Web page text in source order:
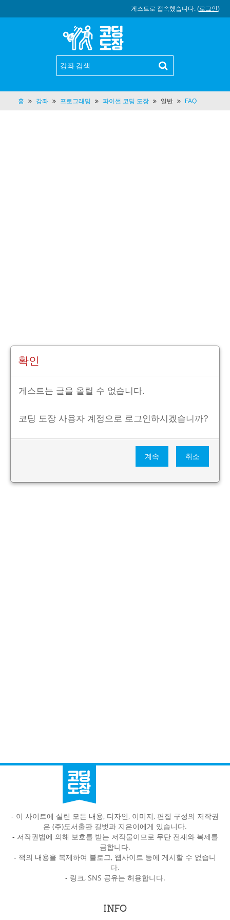
게스트로 접속했습니다. (로그인)
홈 강좌 프로그래밍 파이썬 코딩 도장 일반 FAQ
확인
게스트는 글을 올릴 수 없습니다.
코딩 도장 사용자 계정으로 로그인하시겠습니까?
- 이 사이트에 실린 모든 내용, 디자인, 이미지, 편집 구성의 저작권
은 (주)도서출판 길벗과 지은이에게 있습니다.
- 저작권법에 의해 보호를 받는 저작물이므로 무단 전재와 복제를
금합니다.
- 책의 내용을 복제하여 블로그, 웹사이트 등에 게시할 수 없습니
다.
- 링크, SNS 공유는 허용합니다.
INFO